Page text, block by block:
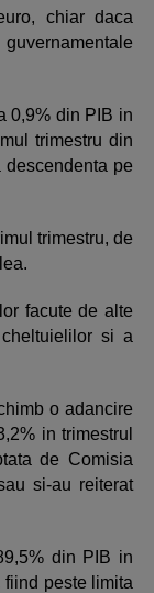
chiar daca
0,9% din PIB in
trimestru din
descendenta pe
trimestru, de
facute de alte
si a
o adancire
in trimestrul
de Comisia
si-au reiterat
din PIB in
fiind peste limita